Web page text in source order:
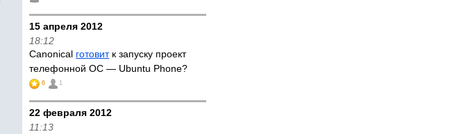
15 апреля 2012
18:12
Canonical готовитк запуску проект
телефонной ОС — Ubuntu Phone?
6 1
22 февраля 2012
11:13